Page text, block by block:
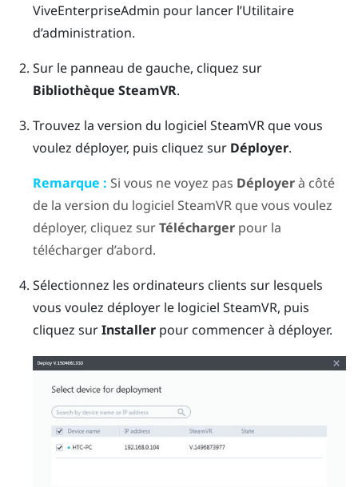
ViveEnterpriseAdmin pour lancer l’Utilitaire
d’administration.
Sur le panneau de gauche, cliquez sur
Bibliothèque SteamVR.
Trouvez la version du logiciel SteamVRque vous
voulez déployer, puis cliquez sur Déployer.
Remarque : Si vous ne voyez pas Déployerà côté
de la version du logiciel SteamVRque vous voulez
déployer, cliquez surTéléchargerpour la
télécharger d’abord.
Sélectionnez les ordinateurs clients sur lesquels
vous voulez déployer le logiciel SteamVR, puis
cliquez surInstallerpour commencer à déployer.